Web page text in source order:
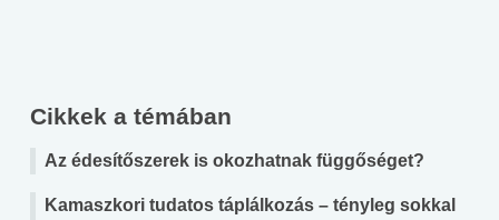
Cikkek a témában
Az édesítőszerek is okozhatnak függőséget?
Kamaszkori tudatos táplálkozás – tényleg sokkal